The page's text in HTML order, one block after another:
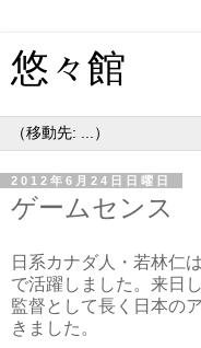
悠々館
2012年6月24日日曜日
ゲームセンス
日系カナダ人・若林仁
で活躍しました。来日
監督として長く日本の
きました。